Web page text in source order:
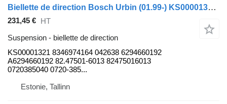
Biellette de direction Bosch Urbin (01.99-) KS00001321 pour bus Solaris Urbino, Alpino, Vacanza (1999-)
231,45 € HT
Suspension - biellette de direction
KS00001321 8346974164 042638 6294660192
A6294660192 82.47501-6013 82475016013
0720385040 0720-385...
Estonie, Tallinn